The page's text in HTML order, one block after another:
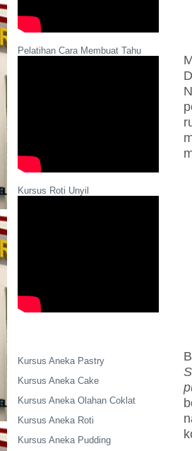
Pelatihan Cara Membuat Tahu
Kursus Roti Unyil
Kursus Aneka Pastry
Kursus Aneka Cake
Kursus Aneka Olahan Coklat
Kursus Aneka Roti
Kursus Aneka Pudding